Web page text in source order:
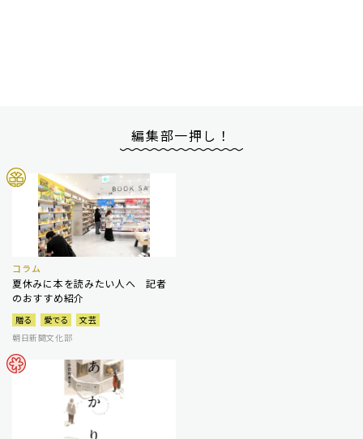
編集部一押し！
コラム
夏休みに本を読みたい人へ 記者
のおすすめ紹介
贈る 愛でる
文芸
朝日新聞文化部